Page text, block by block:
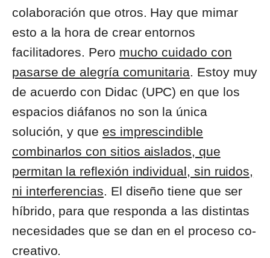
colaboración que otros. Hay que mimar
esto a la hora de crear entornos
facilitadores. Pero mucho cuidado con
pasarse de alegría comunitaria. Estoy muy
de acuerdo con Didac (UPC) en que los
espacios diáfanos no son la única
solución, y que es imprescindible
combinarlos con sitios aislados, que
permitan la reflexión individual, sin ruidos,
ni interferencias. El diseño tiene que ser
híbrido, para que responda a las distintas
necesidades que se dan en el proceso co-
creativo.